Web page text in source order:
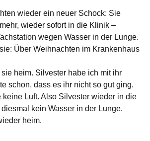
wieder ein neuer Schock: Sie
wieder sofort in die Klinik –
wegen Wasser in der Lunge.
Über Weihnachten im Krankenhaus
heim. Silvester habe ich mit ihr
schon, dass es ihr nicht so gut ging.
keine Luft. Also Silvester wieder in die
kein Wasser in der Lunge.
heim.